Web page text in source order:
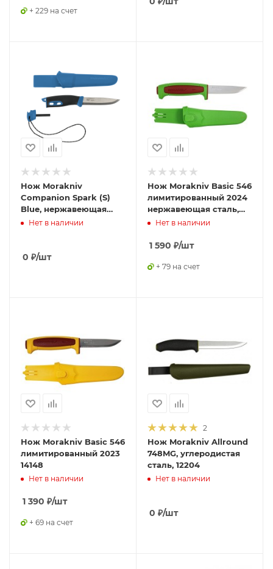
+ 229 на счет
Нож Morakniv
Companion Spark (S)
Blue, нержавеющая
сталь, 13572
Нет в наличии
0 ₽/шт
Нож Morakniv Basic 546
лимитированный 2024
нержавеющая сталь,
пласт. ручка (зеленая)
14282
Нет в наличии
1 590 ₽/шт
+ 79 на счет
Нож Morakniv Basic 546
лимитированный 2023
14148
Нет в наличии
1 390 ₽/шт
+ 69 на счет
2
Нож Morakniv Allround
748MG, углеродистая
сталь, 12204
Нет в наличии
0 ₽/шт